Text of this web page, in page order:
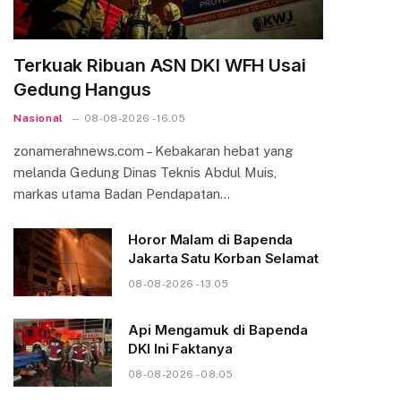
Terkuak Ribuan ASN DKI WFH Usai
Gedung Hangus
Nasional 08-08-2026 - 16.05
zonamerahnews.com – Kebakaran hebat yang
melanda Gedung Dinas Teknis Abdul Muis,
markas utama Badan Pendapatan…
Horor Malam di Bapenda
Jakarta Satu Korban Selamat
08-08-2026 - 13.05
Api Mengamuk di Bapenda
DKI Ini Faktanya
08-08-2026 - 08.05